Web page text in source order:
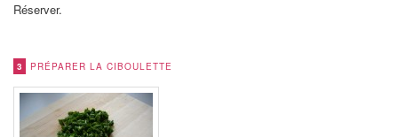
Réserver.
3 PRÉPARER LA CIBOULETTE